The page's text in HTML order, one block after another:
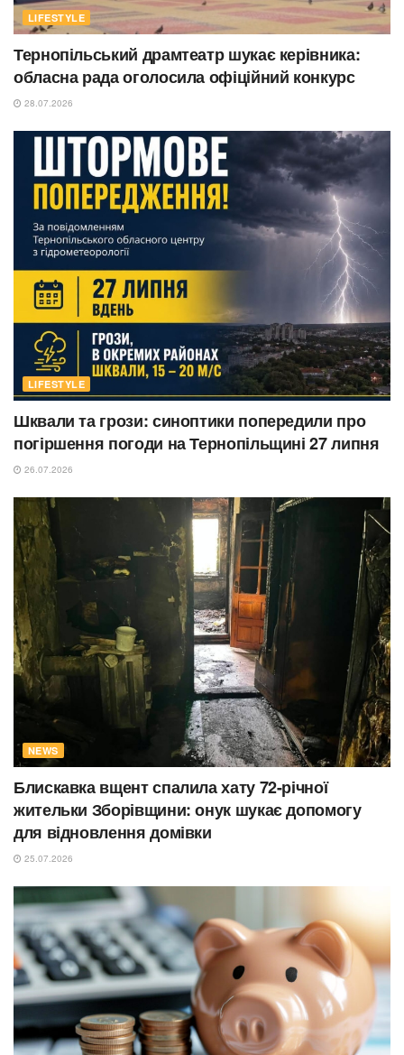
LIFESTYLE
Тернопільський драмтеатр шукає керівника:
обласна рада оголосила офіційний конкурс
28.07.2026
LIFESTYLE
Шквали та грози: синоптики попередили про
погіршення погоди на Тернопільщині 27 липня
26.07.2026
NEWS
Блискавка вщент спалила хату 72-річної
жительки Зборівщини: онук шукає допомогу
для відновлення домівки
25.07.2026